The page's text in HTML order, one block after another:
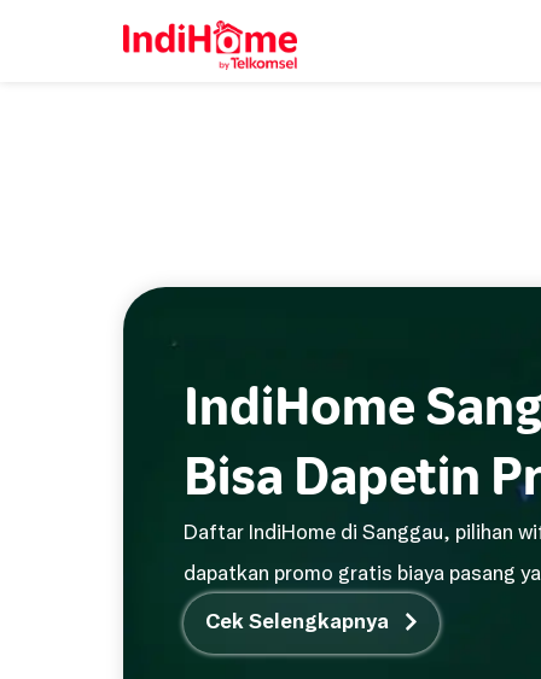
IndiHome
Bisa Dapetin
Daftar IndiHome di Sanggau, pilihan
dapatkan promo gratis biaya pasang
Cek Selengkapnya